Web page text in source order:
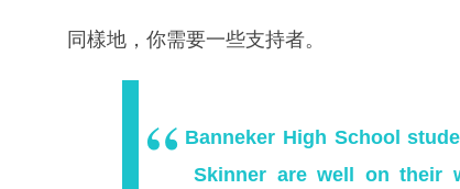
同樣地，你需要一些支持者。
Banneker High School
Skinner are well on their